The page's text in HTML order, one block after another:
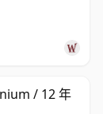
/ 12 年